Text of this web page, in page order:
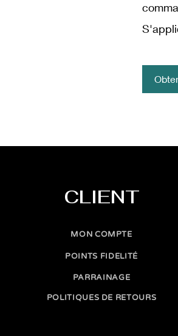
CLIENT
MON COMPTE
POINTS FIDELITÉ
PARRAINAGE
POLITIQUES DE RETOURS